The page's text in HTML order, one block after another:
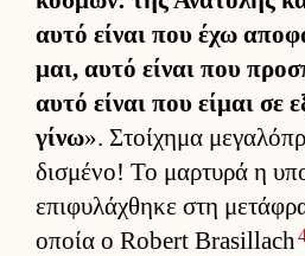
αυτό εί­ναι που έχω
μαι, αυτό εί­ναι που
αυτό εί­ναι που εί­μαι σε
γίνω». Στοί­χημα
δισμένο! Το μαρ­τυρά η
επιφυλάχθηκε στη
οποία ο Robert Brasillach